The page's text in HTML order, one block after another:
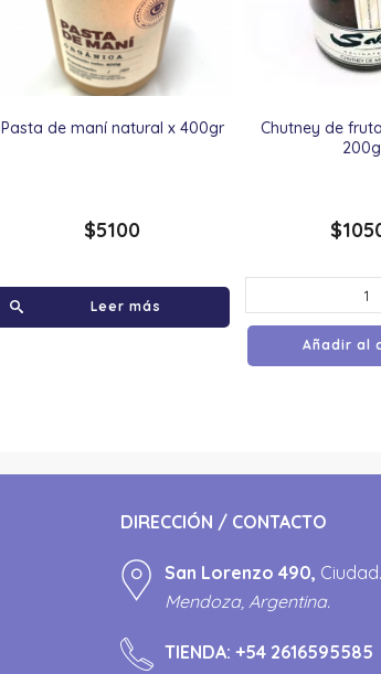
Pasta de maní natural x 400gr
$5100
Leer más
Chutney de
$
Añadir al
DIRECCIÓN / CONTACTO
San Lorenzo 490, Ciudad.
Mendoza, Argentina.
TIENDA: +54 2616595585